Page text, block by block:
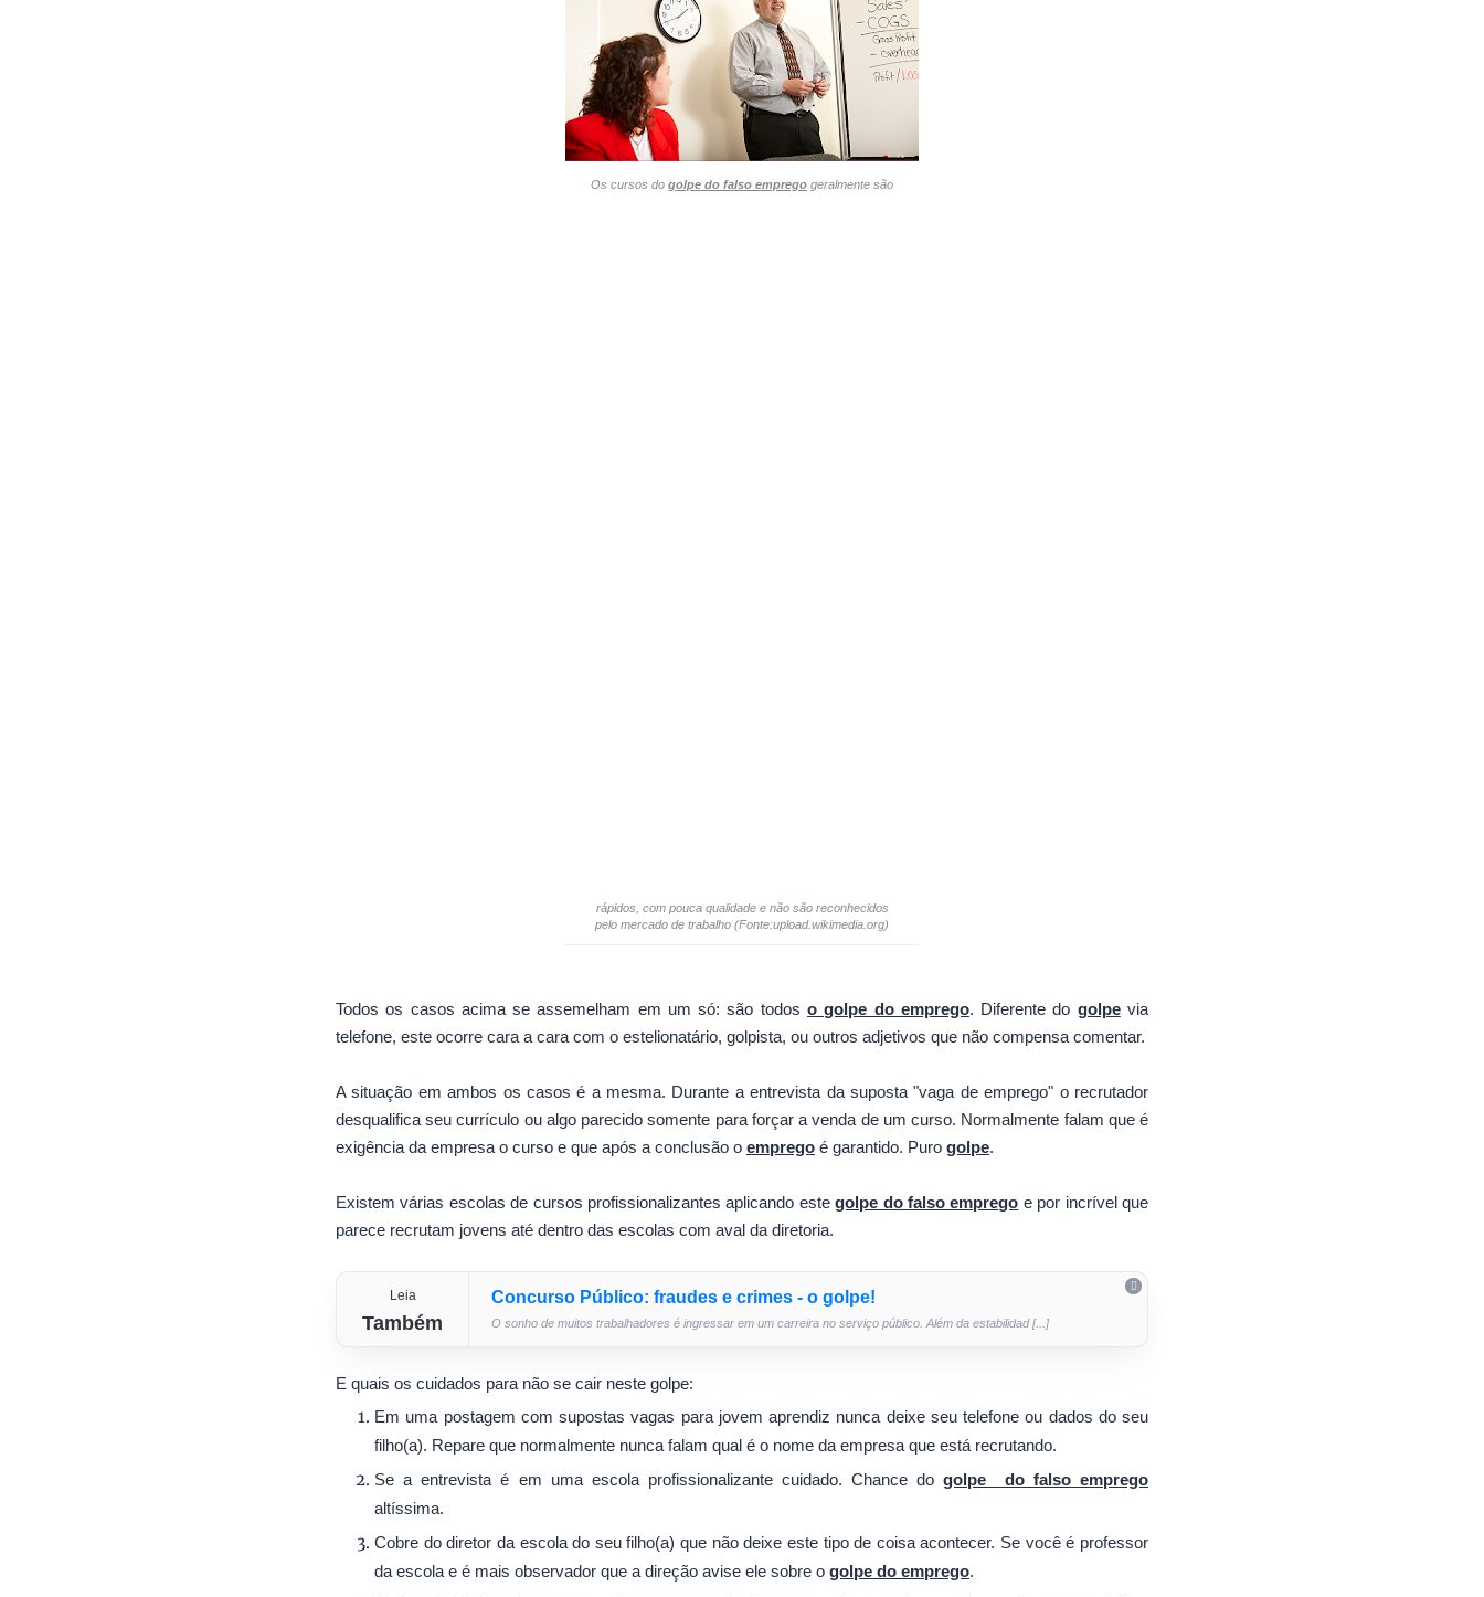
Os cursos do golpe do falso emprego geralmente são
rápidos, com pouca qualidade e não são reconhecidos
pelo mercado de trabalho (Fonte:upload.wikimedia.org)
Todos os casos acima se assemelham em um só: são todoso golpe do emprego. Diferente do golpevia
telefone, este ocorre cara a cara com o estelionatário, golpista, ou outros adjetivos que não compensa comentar.
A situação em ambos os casos é a mesma. Durante a entrevista da suposta "vaga de emprego" o recrutador
desqualifica seu currículo ou algo parecido somente para forçar a venda de um curso. Normalmente falam que é
exigência da empresa o curso e que após a conclusão o emprego é garantido. Puro golpe.
Existem várias escolas de cursos profissionalizantes aplicando estegolpe do falso emprego e por incrível que
parece recrutam jovens até dentro das escolas com aval da diretoria.
Leia
Também
Concurso Público: fraudes e crimes - o golpe!
O sonho de muitos trabalhadores é ingressar em um carreira no serviço público. Além da estabilidad [...]
E quais os cuidados para não se cair neste golpe:
Em uma postagem com supostas vagas para jovem aprendiz nunca deixe seu telefone ou dados do seu
filho(a). Repare que normalmente nunca falam qual é o nome da empresa que está recrutando.
Se a entrevista é em uma escola profissionalizante cuidado. Chance dogolpe do falso emprego
altíssima.
Cobre do diretor da escola do seu filho(a) que não deixe este tipo de coisa acontecer. Se você é professor
da escola e é mais observador que a direção avise ele sobre o golpe do emprego.